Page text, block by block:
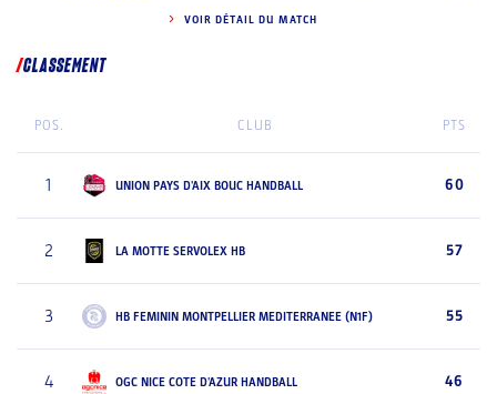
VOIR DÉTAIL DU MATCH
CLASSEMENT
POS. CLUB PTS
1 UNION PAYS D'AIX BOUC HANDBALL 60
2 LA MOTTE SERVOLEX HB 57
3 HB FEMININ MONTPELLIER MEDITERRANEE (N1F) 55
4 OGC NICE COTE D'AZUR HANDBALL 46